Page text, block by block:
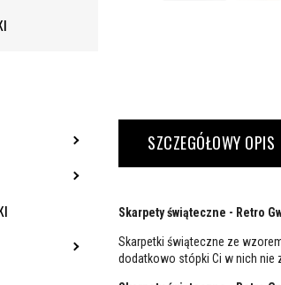
SZCZEGÓŁOWY OPIS
Skarpety świąteczne - Retro
Skarpetki świąteczne ze
dodatkowo stópki Ci w nich nie